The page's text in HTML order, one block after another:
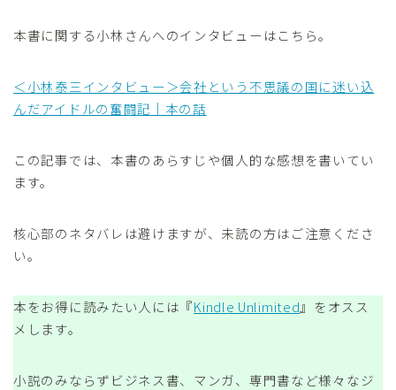
本書に関する小林さんへのインタビューはこちら。
＜小林泰三インタビュー＞会社という不思議の国に迷い込
んだアイドルの奮闘記｜本の話
この記事では、本書のあらすじや個人的な感想を書いてい
ます。
核心部のネタバレは避けますが、未読の方はご注意くださ
い。
本をお得に読みたい人には『Kindle Unlimited』をオスス
メします。
小説のみならずビジネス書、マンガ、専門書など様々なジ